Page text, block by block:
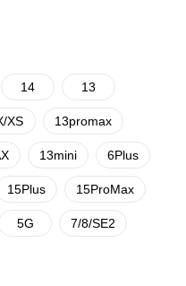
14 13
XS 13promax
13mini 6Plus
15Plus 15ProMax
5G 7/8/SE2